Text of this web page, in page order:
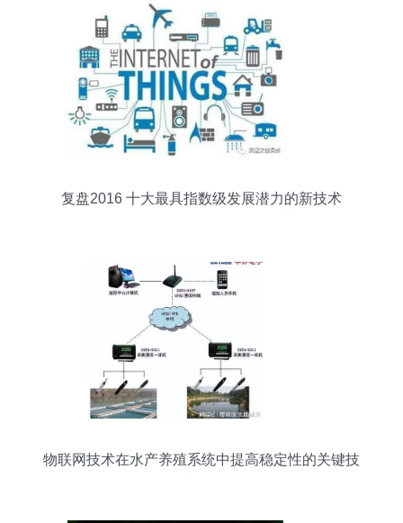
复盘2016 十大最具指数级发展潜力的新技术
物联网技术在水产养殖系统中提高稳定性的关键技